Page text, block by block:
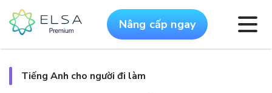
Nâng cấp ngay
Tiếng Anh cho người đi làm